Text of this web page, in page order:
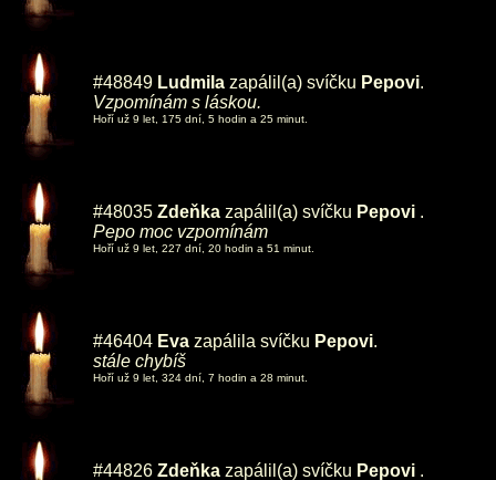
#48849 Ludmila zapálil(a) svíčku Pepovi.
Vzpomínám s láskou.
Hoří už 9 let, 175 dní, 5 hodin a 25 minut.
#48035 Zdeňka zapálil(a) svíčku Pepovi .
Pepo moc vzpomínám
Hoří už 9 let, 227 dní, 20 hodin a 51 minut.
#46404 Eva zapálila svíčku Pepovi.
stále chybíš
Hoří už 9 let, 324 dní, 7 hodin a 28 minut.
#44826 Zdeňka zapálil(a) svíčku Pepovi .